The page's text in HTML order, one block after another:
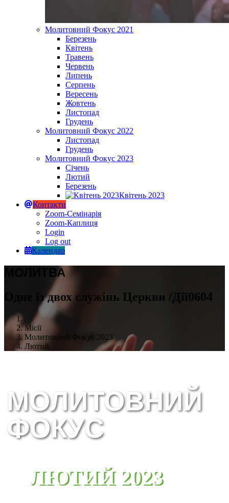
Молитовний Фокус 2021
Березень
Квітень
Травень
Червень
Липень
Серпень
Вересень
Жовтень
Листопад
Грудень
Молитовний Фокус 2022
Листопад
Грудень
Молитовний Фокус 2023
Січень
Лютий
Березень
Квітень 2023
Контакти
Zoom-Семінарія
Zoom-Каплиця
Login
Log out
Календар
МОЛИТВА
Одне із двох служінь Церкви /Дії0604
Місії
Молитовний Фокус 2023
Лютий
МОЛИТОВНИЙ
ФОКУС
ЛЮТИЙ 2023